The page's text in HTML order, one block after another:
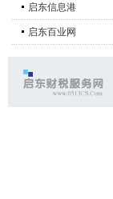
启东信息港
启东百业网